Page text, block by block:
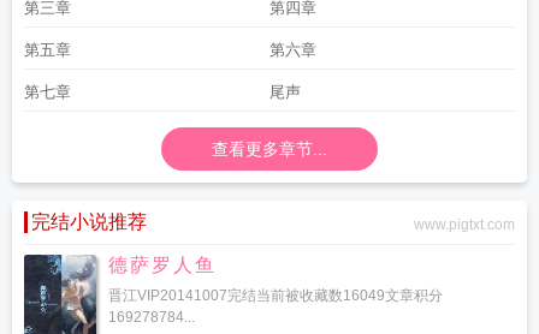
第三章 第四章
第五章 第六章
第七章 尾声
查看更多章节...
完结小说推荐 www.pigtxt.com
德萨罗人鱼
晋江VIP20141007完结当前被收藏数16049文章积分
169278784...